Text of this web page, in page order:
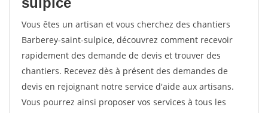
Vous êtes un artisan et vous cherchez des chantiers
Barberey-saint-sulpice, découvrez comment recevoir
rapidement des demande de devis et trouver des
chantiers. Recevez dès à présent des demandes de
devis en rejoignant notre service d'aide aux artisans.
Vous pourrez ainsi proposer vos services à tous les